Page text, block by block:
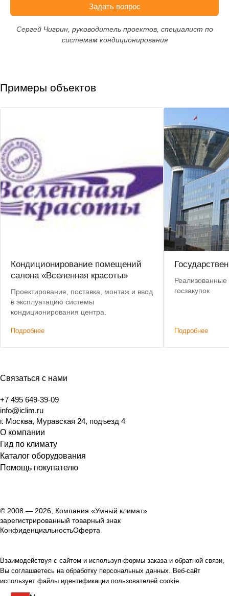
Задать вопрос
Сергей Чигрин, руководитель проектов, специалист по
системам кондиционирования
Примеры объектов
Кондиционирование помещений
салона «Вселенная красоты»
Проектирование, поставка, монтаж и ввод
в эксплуатацию системы
кондиционирования центра.
Подробнее
госзакупок
Подробнее
Связаться с нами
+7 495 649-39-09
info@iclim.ru
г. Москва, Муравская 24, подъезд 4
О компании
Гид по климату
Каталог оборудования
Помощь покупателю
© 2008 — 2026, Компания «Умный климат»
зарегистрированный товарный знак
КонфиденциальностьОферта
Взаимодействуя с сайтом и используя формы заказа и обратной связи,
Вы соглашаетесь на обработку персональных данных. Веб-сайт
использует файлы идентификации пользователей cookie.